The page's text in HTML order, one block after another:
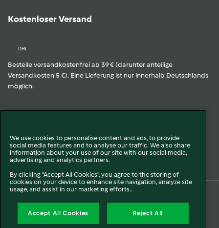
Kostenloser Versand
DHL
Bestelle versandkostenfrei ab 39 € (darunter anteilige
Versandkosten 5 €). Eine Lieferung ist nur innerhalb Deutschlands
möglich.
Zur Echtheit der Bewertungen
We use cookies to personalise content and ads, to provide
social media features and to analyse our traffic. We also share
information about your use of our site with our social media,
advertising and analytics partners.
By clicking "Accept All Cookies", you agree to the storing of
cookies on your device to enhance site navigation, analyze site
usage, and assist in our marketing efforts..
Accept All Cookies Reject All